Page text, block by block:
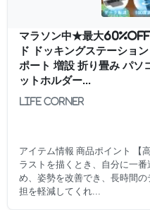
マラソン中★最大
ド ドッキングステーシ
ポート 増設 折り畳み パ
ットホルダー...
Life Corner
アイテム情報 商品ポイント 【
ラストを描くとき、自分に一
め、姿勢を改善でき、長時間
担を軽減してくれ...